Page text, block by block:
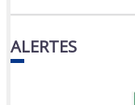
ALERTES